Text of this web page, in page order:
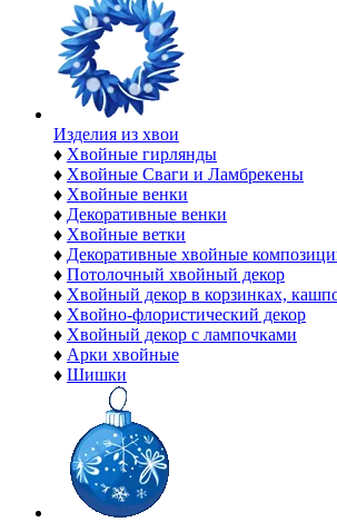
Изделия из хвои
♦ Хвойные гирлянды
♦ Хвойные Сваги и Ламбрекены
♦ Хвойные венки
♦ Декоративные венки
♦ Хвойные ветки
♦ Декоративные хвойные
♦ Потолочный хвойный декор
♦ Хвойный декор в корзинках,
♦ Хвойно-флористический декор
♦ Хвойный декор с лампочками
♦ Арки хвойные
♦ Шишки